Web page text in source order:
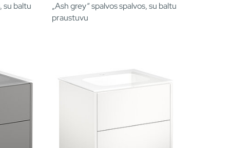
su baltu
„Ash grey“ spalvos spalvos, su baltu
praustuvu